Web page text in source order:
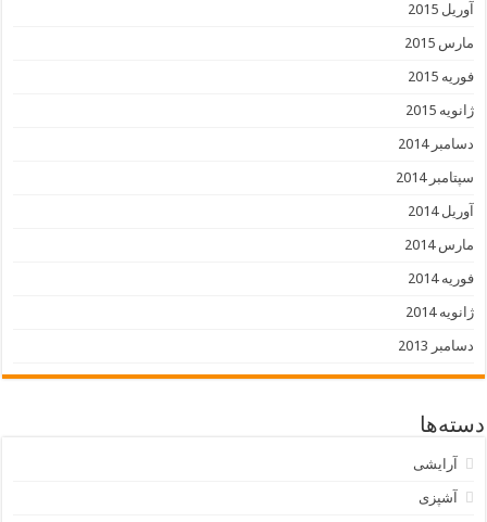
آوریل 2015
مارس 2015
فوریه 2015
ژانویه 2015
دسامبر 2014
سپتامبر 2014
آوریل 2014
مارس 2014
فوریه 2014
ژانویه 2014
دسامبر 2013
دسته‌ها
آرایشی
آشپزی